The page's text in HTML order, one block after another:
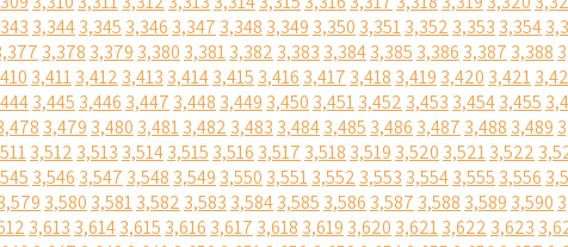
3,3443,345 3,346 3,347 3,348 3,349 3,350 3,3513,352 3,353 3,354
3,378 3,379 3,380 3,3813,382 3,383 3,3843,385 3,386 3,387 3,388
3,4113,412 3,413 3,4143,415 3,416 3,417 3,418 3,419 3,420 3,421
3,445 3,446 3,447 3,448 3,449 3,450 3,4513,452 3,453 3,4543,455
3,479 3,480 3,4813,482 3,483 3,4843,485 3,486 3,487 3,488 3,489
3,512 3,513 3,5143,515 3,516 3,517 3,518 3,519 3,520 3,5213,522
3,546 3,547 3,548 3,549 3,550 3,5513,552 3,553 3,5543,555 3,556
3,580 3,5813,582 3,583 3,5843,585 3,586 3,587 3,588 3,589 3,590
3,613 3,6143,615 3,616 3,617 3,618 3,619 3,620 3,6213,622 3,623